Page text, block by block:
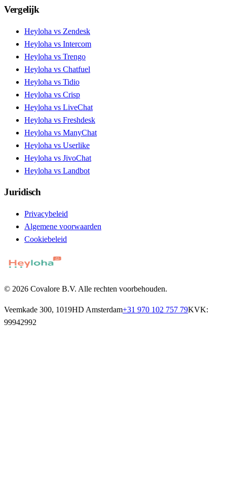
Vergelijk
Heyloha vs Zendesk
Heyloha vs Intercom
Heyloha vs Trengo
Heyloha vs Chatfuel
Heyloha vs Tidio
Heyloha vs Crisp
Heyloha vs LiveChat
Heyloha vs Freshdesk
Heyloha vs ManyChat
Heyloha vs Userlike
Heyloha vs JivoChat
Heyloha vs Landbot
Juridisch
Privacybeleid
Algemene voorwaarden
Cookiebeleid
© 2026 Covalore B.V. Alle rechten voorbehouden.
Veemkade 300, 1019HD Amsterdam+31 970 102 757 79KVK:
99942992